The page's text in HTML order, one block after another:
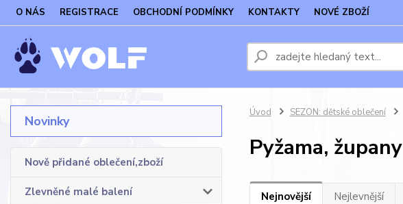
O NÁS REGISTRACE OBCHODNÍ PODMÍNKY KONTAKTY NOVÉ ZBOŽÍ
Novinky
Nově přidané oblečení,zboží
Zlevněné malé balení
Úvod SEZON: dětské oblečení
Pyžama, župany
Nejnovější Nejlevnější